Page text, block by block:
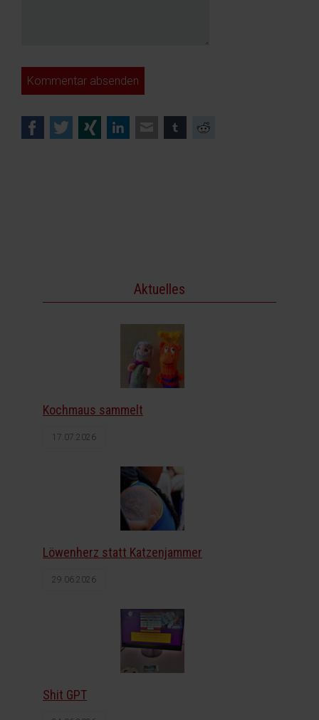
Kommentar absenden
FacebookTwitterXing LinkedInE-mail tumblr
Aktuelles
Kochmaus sammelt
17.07.2026
Löwenherz statt Katzenjammer
29.06.2026
Shit GPT